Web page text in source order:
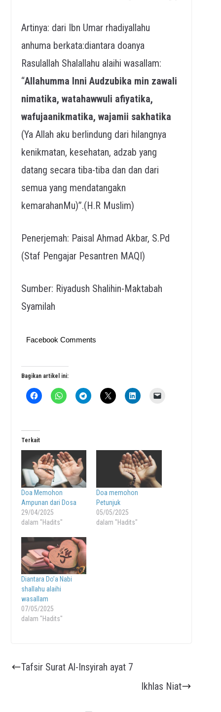
Artinya: dari Ibn Umar rhadiyallahu
anhuma berkata:diantara doanya
Rasulallah Shalallahu alaihi wasallam:
“Allahumma Inni Audzubika min zawali
nimatika, watahawwuli afiyatika,
wafujaanikmatika, wajamii sakhatika
(Ya Allah aku berlindung dari hilangnya
kenikmatan, kesehatan, adzab yang
datang secara tiba-tiba dan dan dari
semua yang mendatangakn
kemarahanMu)”.(H.R Muslim)
Penerjemah: Paisal Ahmad Akbar, S.Pd
(Staf Pengajar Pesantren MAQI)
Sumber: Riyadush Shalihin-Maktabah
Syamilah
Facebook Comments
Bagikan artikel ini:
Terkait
Doa Memohon
Ampunan dari Dosa
29/04/2025
dalam "Hadits"
Doa memohon
Petunjuk
05/05/2025
dalam "Hadits"
Diantara Do’a Nabi
shallahu alaihi
wasallam
07/05/2025
dalam "Hadits"
Tafsir Surat Al-Insyirah ayat 7
Ikhlas Niat